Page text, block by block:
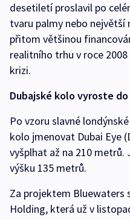
desetiletí proslavil po
tvaru palmy nebo
přitom většinou
realitního trhu v roce
krizi.
Dubajské kolo vyroste
Po vzoru slavné
kolo jmenovat Dubai Eye
vyšplhat až na 210 metrů.
výšku 135 metrů.
Za projektem Bluewaters
Holding, která už v